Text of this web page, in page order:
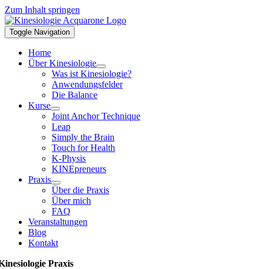
Zum Inhalt springen
Toggle Navigation
Home
Über Kinesiologie
Was ist Kinesiologie?
Anwendungsfelder
Die Balance
Kurse
Joint Anchor Technique
Leap
Simply the Brain
Touch for Health
K-Physis
KINEpreneurs
Praxis
Über die Praxis
Über mich
FAQ
Veranstaltungen
Blog
Kontakt
Praxis